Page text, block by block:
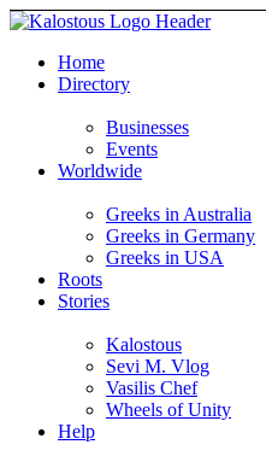
Home
Directory
Businesses
Events
Worldwide
Greeks in Australia
Greeks in Germany
Greeks in USA
Roots
Stories
Kalostous
Sevi M. Vlog
Vasilis Chef
Wheels of Unity
Help